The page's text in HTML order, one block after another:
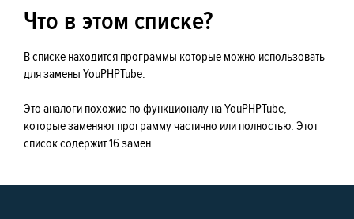
Что в этом списке?
В списке находится программы которые можно использовать
для замены YouPHPTube.
Это аналоги похожие по функционалу на YouPHPTube,
которые заменяют программу частично или полностью. Этот
список содержит 16 замен.